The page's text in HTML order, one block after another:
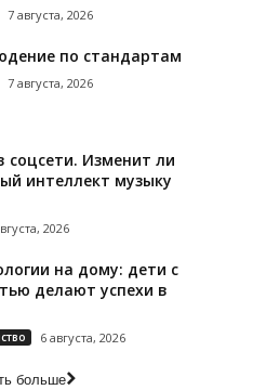
7 августа, 2026
по стандартам
7 августа, 2026
соцсети. Изменит ли
интеллект музыку
2026
на дому: дети с
делают успехи в
6 августа, 2026
больше